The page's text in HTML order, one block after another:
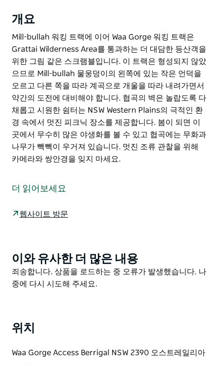
개요
Mill-bullah 워킹 트랙에 이어 Waa Gorge 워킹 트랙은
Grattai Wilderness Area를 통과하는 더 대담한 등산객을
위한 그림 같은 스크램블입니다. 이 트랙은 형성되지 않았
으므로 Mill-bullah 물웅덩이의 왼쪽에 있는 작은 언덕을
오르고 다른 쪽을 따라 계곡으로 개울을 따라 내려가면서
약간의 도전에 대비해야 합니다. 협곡의 벽은 놀랍도록 다
채롭고 시원한 쉼터는 NSW Western Plains의 극적인 환
경 속에서 멋진 피크닉 장소를 제공합니다. 봄이 되면 이
곳에서 무수히 많은 야생화를 볼 수 있고 협곡에는 무화과
나무가 빽빽이 우거져 있습니다. 멋진 조류 관찰을 위해
카메라와 쌍안경을 잊지 마세요.
Grattai Wilderness Area를 통과하는 더 대담한 등산객을
오르고 다른 쪽을 따라 계곡으로 개울을 따라 내려가면서
Western Plains의 극적인 환경 속에서 멋진 피크닉 장소
를 제공합니다. 봄이 되면 이곳에서 무수히 많은 야생화를
볼 수 있고 협곡에는 무화과나무가 빽빽이 우거져 있습니
더 읽어보세요
웹사이트 방문
Product
List
이와 유사한 더 많은 내용
Product
List
죄송합니다. 상품을 로드하는 중 오류가 발생했습니다. 나
중에 다시 시도해 주세요.
위치
Waa Gorge Access Berrigal NSW 2390 오스트레일리아